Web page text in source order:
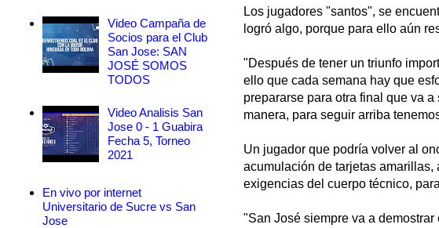
Los jugadores "santos", se
logró algo, porque para ello aún
"Después de tener un triunfo
ello que cada semana hay que
prepararse para otra final que va
manera, para seguir arriba
Un jugador que podría volver al
acumulación de tarjetas
exigencias del cuerpo técnico,
"San José siempre va a
Video Campaña de
Socios para el Club
San Jose: SAN
JOSÉ SOMOS
TODOS
Video Analisis San
Jose 0 - 1 Guabira
Fecha 5, Torneo
2021
En vivo por internet
Universitario de Sucre vs San
Jose